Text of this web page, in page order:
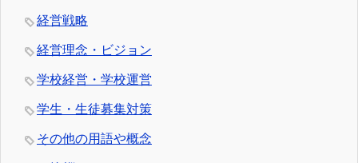
経営戦略
経営理念・ビジョン
学校経営・学校運営
学生・生徒募集対策
その他の用語や概念